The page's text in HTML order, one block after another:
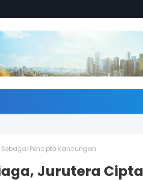
Pencipta Kandungan
Jurutera Cipta